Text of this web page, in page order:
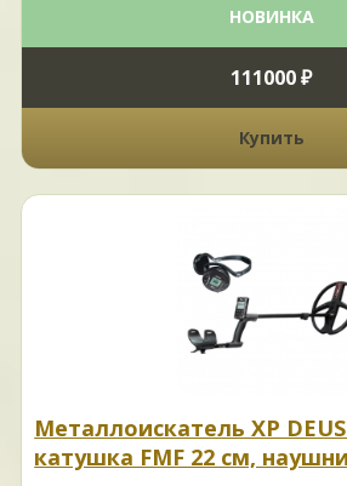
НОВИНКА
111000 ₽
Купить
Металлоискатель XP
катушка FMF 22 см,